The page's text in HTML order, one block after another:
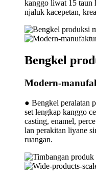
kanggo liwat 15 taun
njaluk kacepetan,
Bengkel
Modern-
● Bengkel peralatan
set lengkap kanggo
casting, enamel,
lan perakitan liyane
ruangan.